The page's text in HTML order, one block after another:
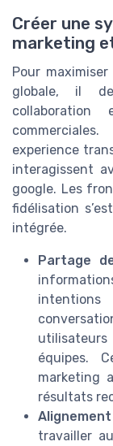
Créer une
marketing
Pour
globale, il
experience
interagissent
google. Les
fidélisation
intégrée.
Partage
équipes.
marketing
résultats
travailler